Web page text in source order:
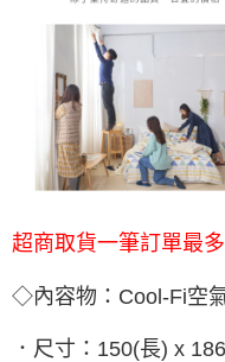
超商取貨一筆訂單最
◇內容物：Cool-Fi空
．尺寸：150(長) x